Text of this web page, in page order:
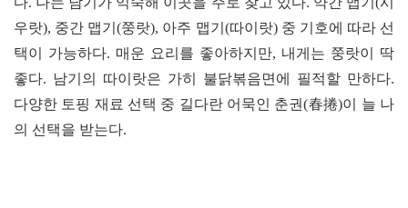
우랏), 중간 맵기(쭝랏), 아주 맵기(따이랏) 중 기호에 따라 선
택이 가능하다. 매운 요리를 좋아하지만, 내게는 쭝랏이 딱
좋다. 남기의 따이랏은 가히 불닭볶음면에 필적할 만하다.
다양한 토핑 재료 선택 중 길다란 어묵인 춘권(春捲)이 늘 나
의 선택을 받는다.